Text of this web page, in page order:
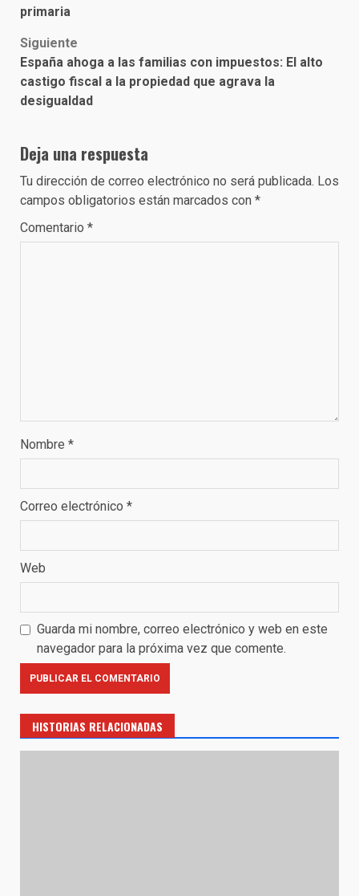
navigation
primaria
Siguiente
España ahoga a las familias con impuestos: El alto
castigo fiscal a la propiedad que agrava la
desigualdad
Deja una respuesta
Tu dirección de correo electrónico no será publicada. Los
campos obligatorios están marcados con *
Comentario *
Nombre *
Correo electrónico *
Web
Guarda mi nombre, correo electrónico y web en este
navegador para la próxima vez que comente.
HISTORIAS RELACIONADAS